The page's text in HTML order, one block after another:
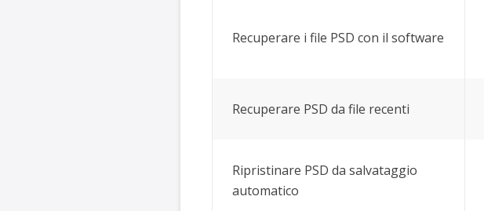
Recuperare i file PSD con il software
Recuperare PSD da file recenti
Ripristinare PSD da salvataggio
automatico